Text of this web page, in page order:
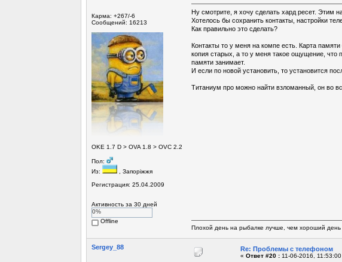
Карма: +267/-6
Сообщений: 16213
ОKE 1.7 D > OVA 1.8 > OVC 2.2
Пол:
Из:
, Запоріжжя
Регистрация: 25.04.2009
Активность за 30 дней
0%
Offline
Ну смотрите, я хочу сделать хард ресет. Этим
Хотелось бы сохранить контакты, настройки
Как правильно это сделать?
Контакты то у меня на компе есть. Карта
копия старых, а то у меня такое ощущение,
памяти занимает.
И если по новой установить, то установится
Титаниум про можно найти взломанный, он во
Плохой день на рыбалке лучше, чем хороший день
Sergey_88 Re: Проблемы с телефоном
« Ответ #20 :11-06-2016, 11:53:00